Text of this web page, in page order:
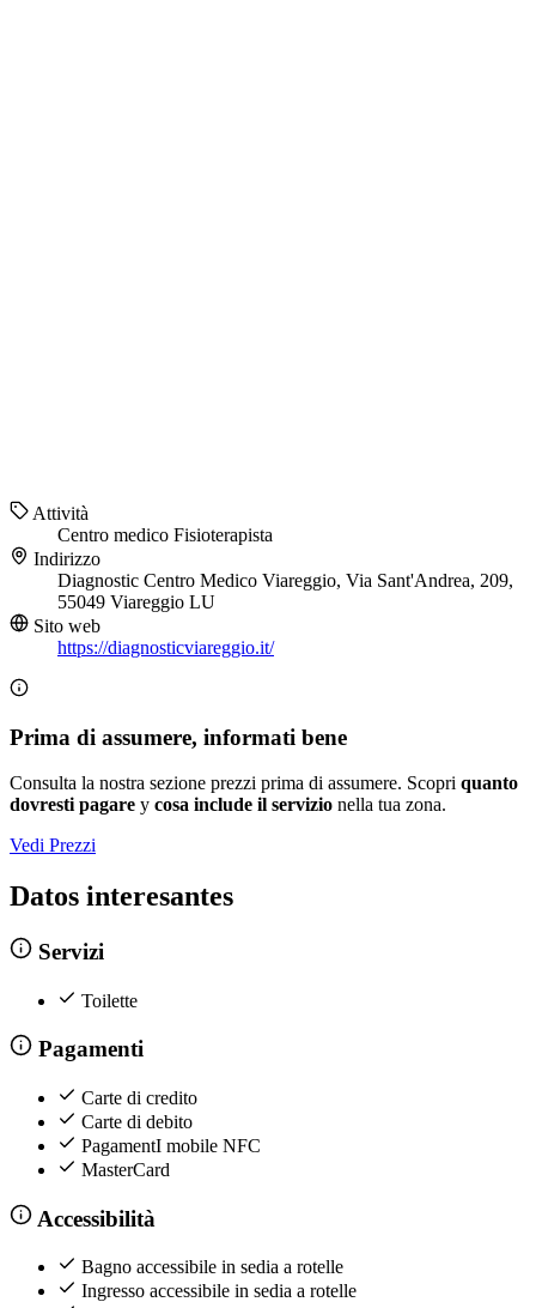
Attività
Centro medico Fisioterapista
Indirizzo
Diagnostic Centro Medico Viareggio, Via Sant'Andrea, 209,
55049 Viareggio LU
Sito web
https://diagnosticviareggio.it/
Prima di assumere, informati bene
Consulta la nostra sezione prezzi prima di assumere. Scopri quanto
dovresti pagare y cosa include il servizio nella tua zona.
Vedi Prezzi
Datos interesantes
Servizi
Toilette
Pagamenti
Carte di credito
Carte di debito
PagamentI mobile NFC
MasterCard
Accessibilità
Bagno accessibile in sedia a rotelle
Ingresso accessibile in sedia a rotelle